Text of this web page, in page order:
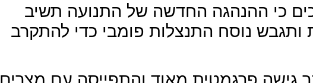
כי ההנהגה החדשה של התנועה תשיב
ותגבש נוסח התנצלות פומבי כדי להתקרב